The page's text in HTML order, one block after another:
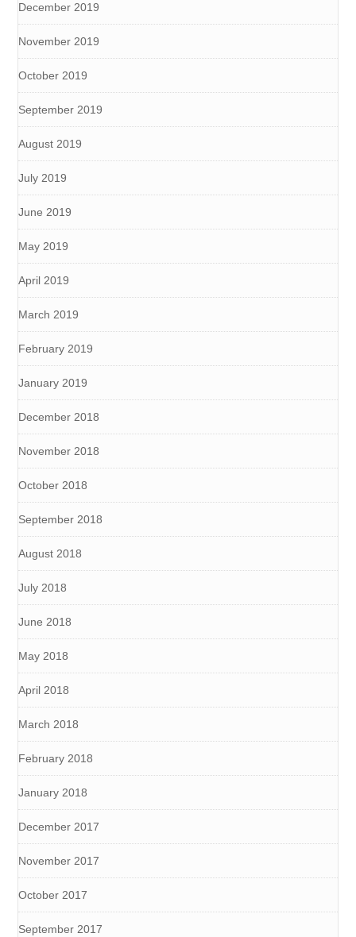
December 2019
November 2019
October 2019
September 2019
August 2019
July 2019
June 2019
May 2019
April 2019
March 2019
February 2019
January 2019
December 2018
November 2018
October 2018
September 2018
August 2018
July 2018
June 2018
May 2018
April 2018
March 2018
February 2018
January 2018
December 2017
November 2017
October 2017
September 2017